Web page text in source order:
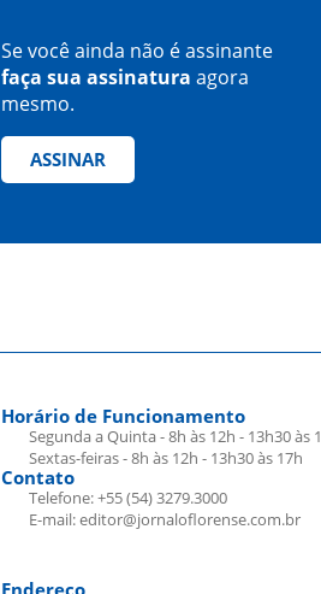
Se você ainda não é assinante
faça sua assinatura agora
mesmo.
ASSINAR
Horário de Funcionamento
Segunda a Quinta - 8h às 12h - 13h30 às
Sextas-feiras - 8h às 12h - 13h30 às 17h
Contato
Telefone: +55 (54) 3279.3000
E-mail: editor@jornaloflorense.com.br